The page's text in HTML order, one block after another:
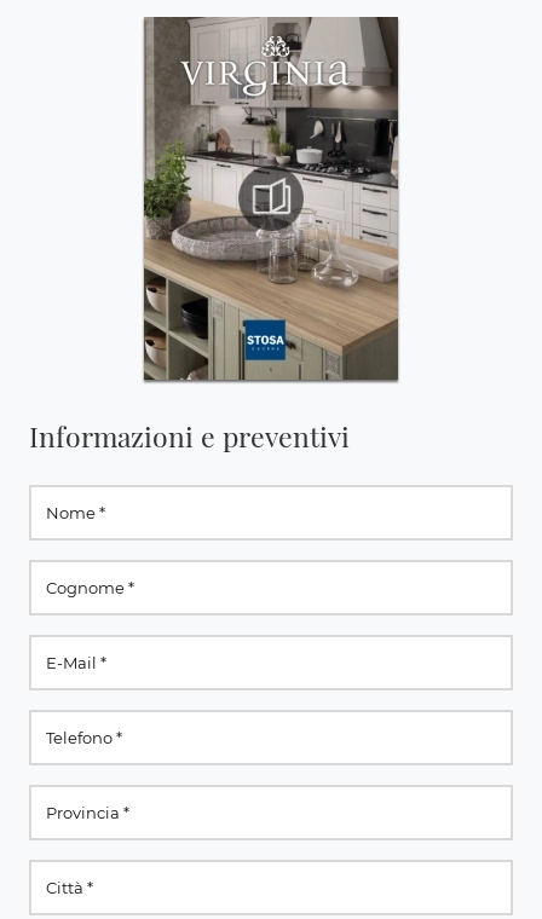
Informazioni e preventivi